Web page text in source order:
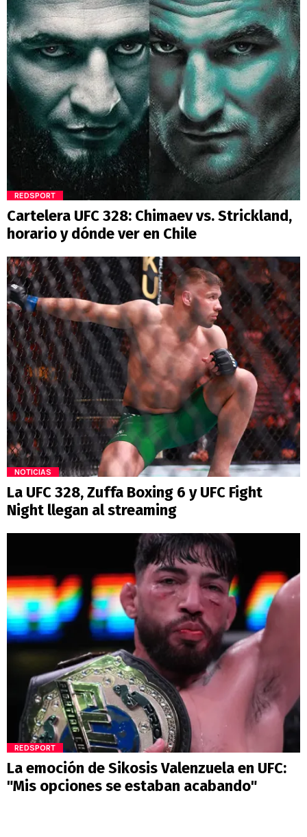
REDSPORT
Cartelera UFC 328: Chimaev vs. Strickland,
horario y dónde ver en Chile
NOTICIAS
La UFC 328, Zuffa Boxing 6 y UFC Fight
Night llegan al streaming
REDSPORT
La emoción de Sikosis Valenzuela en UFC:
"Mis opciones se estaban acabando"